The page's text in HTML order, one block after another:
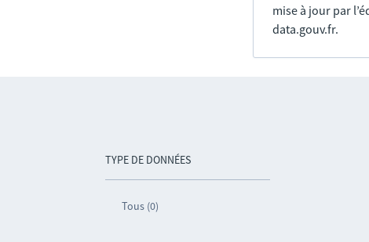
mise à jour par
data.gouv.fr.
TYPE DE DONNÉES
Tous (0)